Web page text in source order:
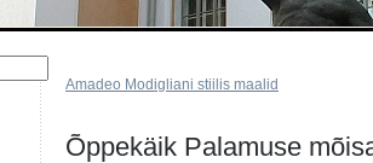
Amadeo Modigliani stiilis maalid
Õppekäik Palamuse